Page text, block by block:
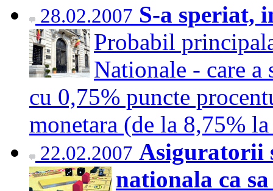
28.02.2007 S-a speriat,
Probabil
Nationale - care
cu 0,75% puncte
monetara (de la 8,75%
22.02.2007 Asiguratorii
nationala ca